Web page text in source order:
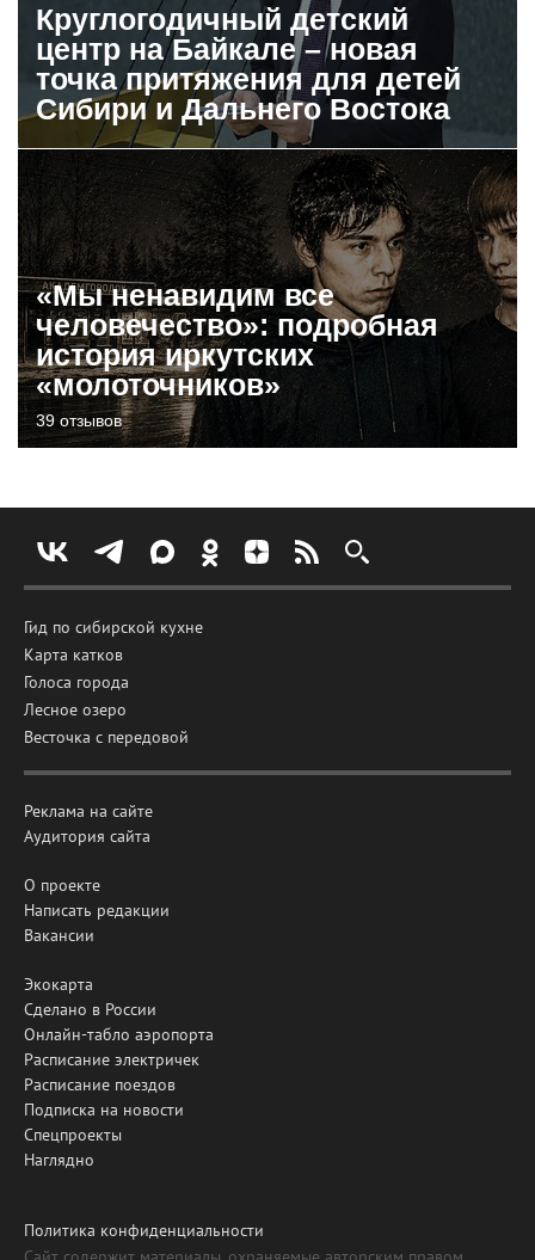
Круглогодичный детский
центр на Байкале – новая
точка притяжения для детей
Сибири и Дальнего Востока
«Мы ненавидим все
человечество»: подробная
история иркутских
«молоточников»
39 отзывов
Гид по сибирской кухне
Карта катков
Голоса города
Лесное озеро
Весточка с передовой
Реклама на сайте
Аудитория сайта
О проекте
Написать редакции
Вакансии
Экокарта
Сделано в России
Онлайн-табло аэропорта
Расписание электричек
Расписание поездов
Подписка на новости
Спецпроекты
Наглядно
Политика конфиденциальности